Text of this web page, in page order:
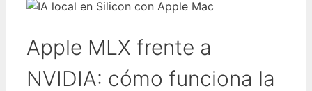
Apple MLX frente a
NVIDIA: cómo funciona la